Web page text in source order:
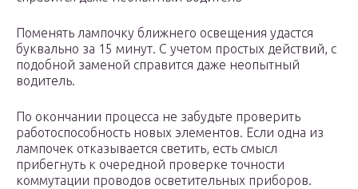
Поменять лампочку ближнего освещения удастся
буквально за 15 минут. С учетом простых действий, с
подобной заменой справится даже неопытный
водитель.
По окончании процесса не забудьте проверить
работоспособность новых элементов. Если одна из
лампочек отказывается светить, есть смысл
прибегнуть к очередной проверке точности
коммутации проводов осветительных приборов.